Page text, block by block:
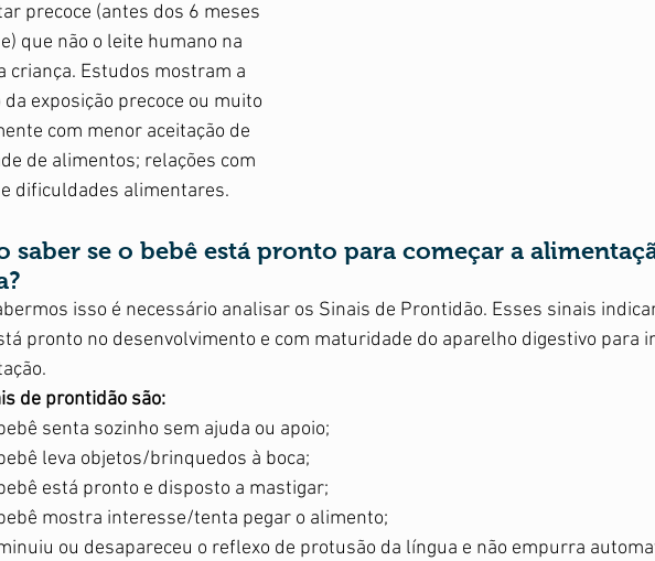
precoce (antes dos 6 meses
que não o leite humano na
criança. Estudos mostram a
da exposição precoce ou muito
com menor aceitação de
de alimentos; relações com
dificuldades alimentares.
saber se o bebê está pronto para começar a
isso é necessário analisar os Sinais de Prontidão. Esses sinais
pronto no desenvolvimento e com maturidade do aparelho digestivo para
de prontidão são:
senta sozinho sem ajuda ou apoio;
leva objetos/brinquedos à boca;
está pronto e disposto a mastigar;
mostra interesse/tenta pegar o alimento;
ou desapareceu o reflexo de protusão da língua e não empurra